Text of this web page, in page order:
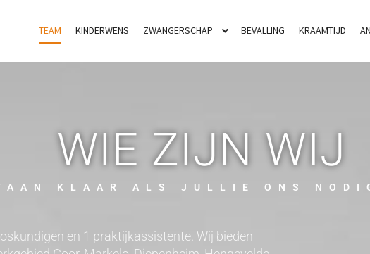
TEAM KINDERWENS ZWANGERSCHAP BEVALLING KRAAMTIJD
WIE ZIJN WIJ
KLAAR ALS JULLIE ONS
en 1 praktijkassistente. Wij bieden